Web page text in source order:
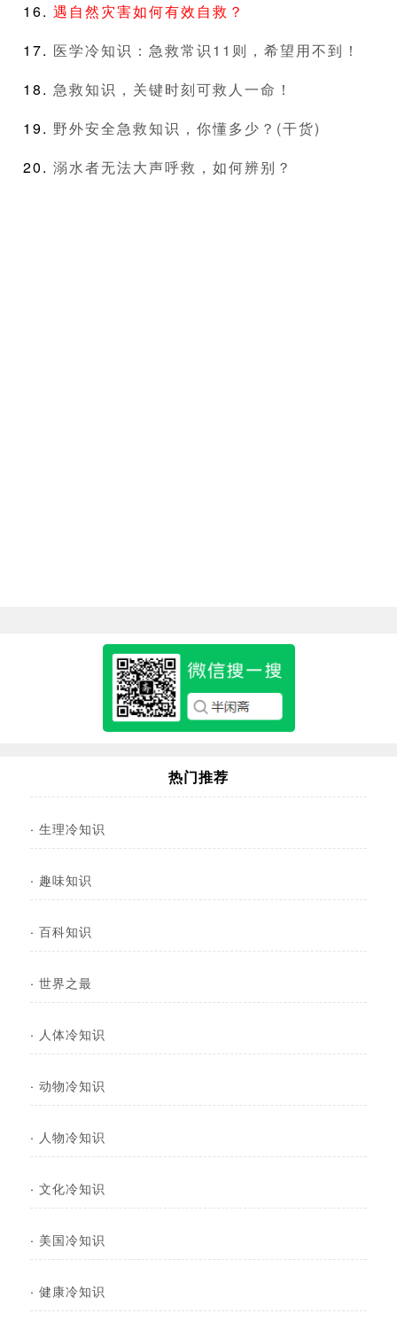
遇自然灾害如何有效自救？
医学冷知识：急救常识11则，希望用不到！
急救知识，关键时刻可救人一命！
野外安全急救知识，你懂多少？(干货)
溺水者无法大声呼救，如何辨别？
热门推荐
· 生理冷知识
· 趣味知识
· 百科知识
· 世界之最
· 人体冷知识
· 动物冷知识
· 人物冷知识
· 文化冷知识
· 美国冷知识
· 健康冷知识